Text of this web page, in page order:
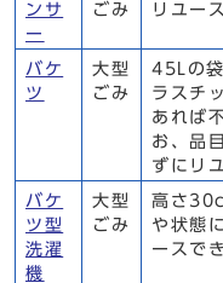
ンサ
ー
ごみ
リユー
バケ
ツ
大型
ごみ
45Lの
ラスチ
あれば
お、品
ずにリ
バケ
ツ型
洗濯
機
大型
ごみ
高さ
や状態
ースで